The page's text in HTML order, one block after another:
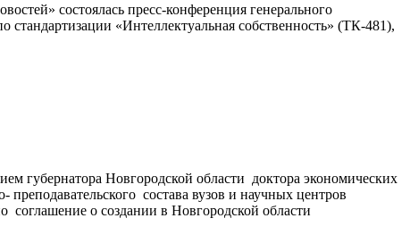
состоялась пресс-конференция генерального
«Интеллектуальная собственность» (ТК-481),
губернатора Новгородской области доктора экономических
преподавательского состава вузов и научных центров
о создании в Новгородской области